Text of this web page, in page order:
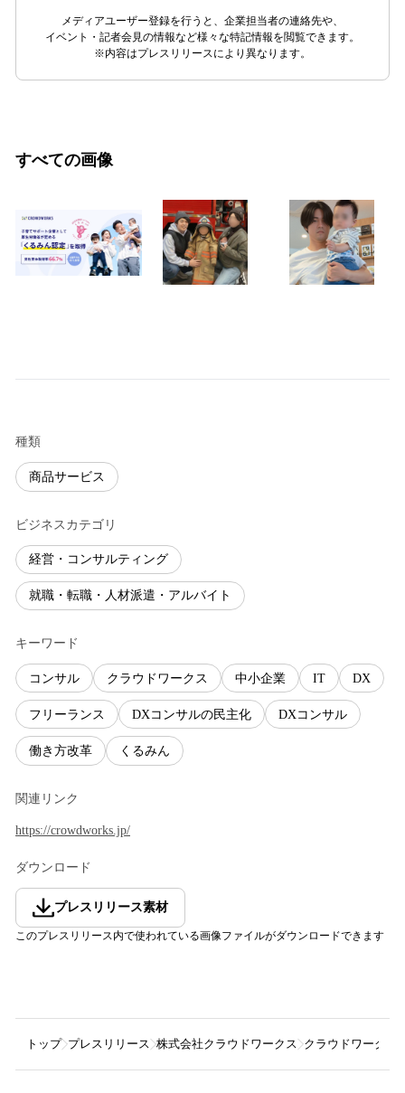
メディアユーザー登録を行うと、企業担当者の連絡先や、
イベント・記者会見の情報など様々な特記情報を閲覧できます。
※内容はプレスリリースにより異なります。
すべての画像
種類
商品サービス
ビジネスカテゴリ
経営・コンサルティング
就職・転職・人材派遣・アルバイト
キーワード
コンサル クラウドワークス 中小企業 IT DX
フリーランス DXコンサルの民主化 DXコンサル
働き方改革 くるみん
関連リンク
https://crowdworks.jp/
ダウンロード
プレスリリース素材
このプレスリリース内で使われている画像ファイルがダウンロードできます
トップ プレスリリース 株式会社クラウドワークス クラウドワークス